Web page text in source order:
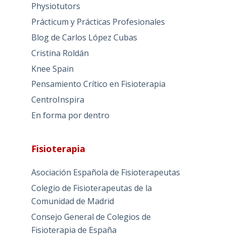
Physiotutors
Prácticum y Prácticas Profesionales
Blog de Carlos López Cubas
Cristina Roldán
Knee Spain
Pensamiento Crítico en Fisioterapia
CentroInspira
En forma por dentro
Fisioterapia
Asociación Española de Fisioterapeutas
Colegio de Fisioterapeutas de la
Comunidad de Madrid
Consejo General de Colegios de
Fisioterapia de España